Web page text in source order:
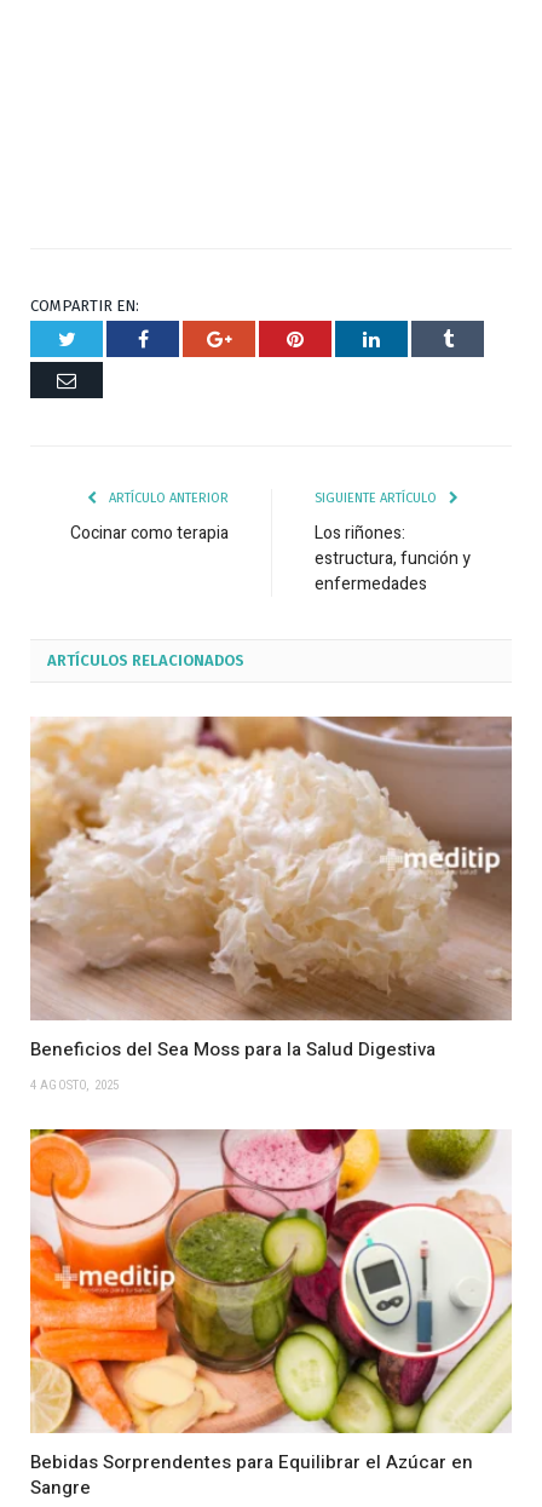
COMPARTIR EN:
Twitter Facebook Google+ Pinterest RespuestaTumblr
Correo
ARTÍCULO ANTERIOR
Cocinar como terapia
SIGUIENTE ARTÍCULO
Los riñones:
estructura, función y
enfermedades
ARTÍCULOS RELACIONADOS
Beneficios del Sea Moss para la Salud Digestiva
4 AGOSTO, 2025
Bebidas Sorprendentes para Equilibrar el Azúcar en
Sangre